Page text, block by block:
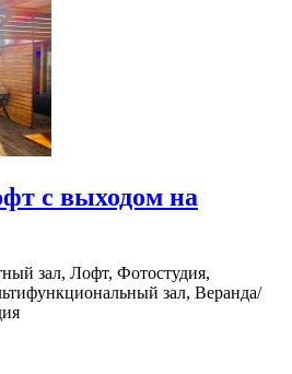
с выходом на
зал, Лофт, Фотостудия,
зал, Веранда/